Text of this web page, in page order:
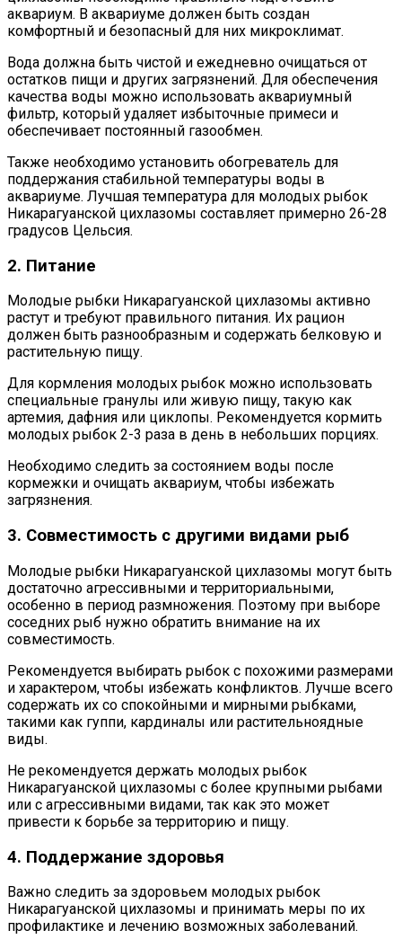
аквариум. В аквариуме должен быть создан
комфортный и безопасный для них микроклимат.
Вода должна быть чистой и ежедневно очищаться от
остатков пищи и других загрязнений. Для обеспечения
качества воды можно использовать аквариумный
фильтр, который удаляет избыточные примеси и
обеспечивает постоянный газообмен.
Также необходимо установить обогреватель для
поддержания стабильной температуры воды в
аквариуме. Лучшая температура для молодых рыбок
Никарагуанской цихлазомы составляет примерно 26-28
градусов Цельсия.
2. Питание
Молодые рыбки Никарагуанской цихлазомы активно
растут и требуют правильного питания. Их рацион
должен быть разнообразным и содержать белковую и
растительную пищу.
Для кормления молодых рыбок можно использовать
специальные гранулы или живую пищу, такую как
артемия, дафния или циклопы. Рекомендуется кормить
молодых рыбок 2-3 раза в день в небольших порциях.
Необходимо следить за состоянием воды после
кормежки и очищать аквариум, чтобы избежать
загрязнения.
3. Совместимость с другими видами рыб
Молодые рыбки Никарагуанской цихлазомы могут быть
достаточно агрессивными и территориальными,
особенно в период размножения. Поэтому при выборе
соседних рыб нужно обратить внимание на их
совместимость.
Рекомендуется выбирать рыбок с похожими размерами
и характером, чтобы избежать конфликтов. Лучше всего
содержать их со спокойными и мирными рыбками,
такими как гуппи, кардиналы или растительноядные
виды.
Не рекомендуется держать молодых рыбок
Никарагуанской цихлазомы с более крупными рыбами
или с агрессивными видами, так как это может
привести к борьбе за территорию и пищу.
4. Поддержание здоровья
Важно следить за здоровьем молодых рыбок
Никарагуанской цихлазомы и принимать меры по их
профилактике и лечению возможных заболеваний.